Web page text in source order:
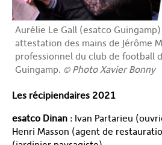
Aurélie Le Gall (esatco
attestation des mains de Jérôme
professionnel du club de football
Guingamp. © Photo Xavier Bonny
Les récipiendaires 2021
esatco Dinan : Ivan Partarieu
Henri Masson (agent de